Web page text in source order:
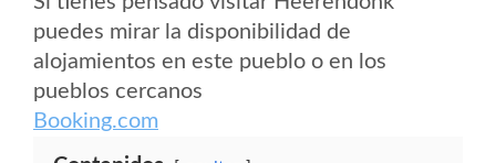
puedes mirar la disponibilidad de
alojamientos en este pueblo o en los
pueblos cercanos
Booking.com